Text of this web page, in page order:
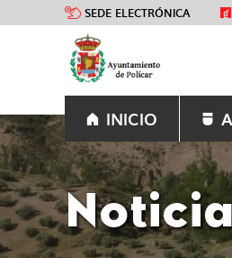
SEDE ELECTRÓNICA
INICIO